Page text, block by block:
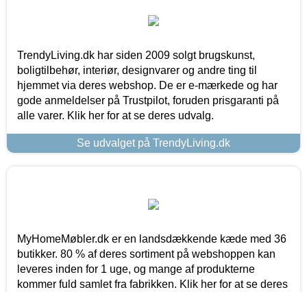
TrendyLiving.dk har siden 2009 solgt brugskunst,
boligtilbehør, interiør, designvarer og andre ting til
hjemmet via deres webshop. De er e-mærkede og har
gode anmeldelser på Trustpilot, foruden prisgaranti på
alle varer. Klik her for at se deres udvalg.
Se udvalget på TrendyLiving.dk
MyHomeMøbler.dk er en landsdækkende kæde med 36
butikker. 80 % af deres sortiment på webshoppen kan
leveres inden for 1 uge, og mange af produkterne
kommer fuld samlet fra fabrikken. Klik her for at se deres